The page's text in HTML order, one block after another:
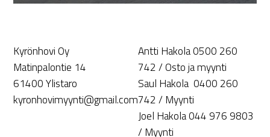
Kyrönhovi Oy
Matinpalontie 14
61400 Ylistaro
kyronhovimyynti@gmail.com
Antti Hakola 0500 260
742 / Osto ja myynti
Saul Hakola 0400 260
742 / Myynti
Joel Hakola 044 976 9803
/ Myynti